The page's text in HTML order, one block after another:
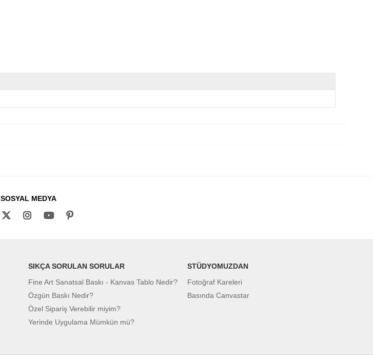
SOSYAL MEDYA
SIKÇA SORULAN SORULAR
Fine Art Sanatsal Baskı - Kanvas Tablo Nedir?
Özgün Baskı Nedir?
Özel Sipariş Verebilir miyim?
Yerinde Uygulama Mümkün mü?
STÜDYOMUZDAN
Fotoğraf Kareleri
Basında Canvastar